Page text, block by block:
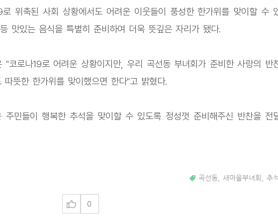
위축된 사회 상황에서도 어려운 이웃들이 풍성한 한가위를 맞이할 수
맛있는 음식을 특별히 준비하여 더욱 뜻깊은 자리가 됐다.
"코로나19로 어려운 상황이지만, 우리 곡선동 부녀회가 준비한 사랑의 반
따뜻한 한가위를 맞이했으면 한다"고 밝혔다.
주민들이 행복한 추석을 맞이할 수 있도록 정성껏 준비해주신 반찬을 전
곡선동 새마을부녀회 추
0